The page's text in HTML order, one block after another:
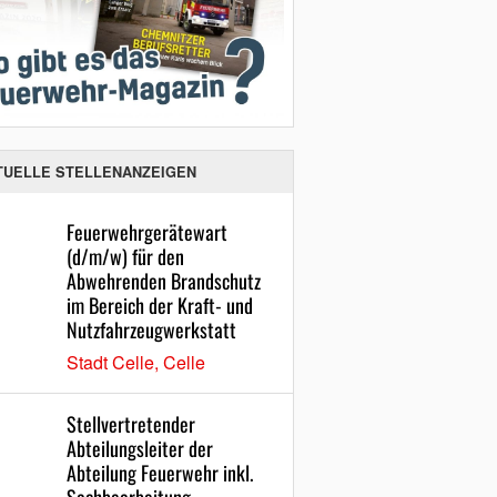
STELLENANZEIGEN
Feuerwehrgerätewart
(d/m/w) für den
Abwehrenden Brandschutz
im Bereich der Kraft- und
Nutzfahrzeugwerkstatt
Stadt Celle, Celle
Stellvertretender
Abteilungsleiter der
Abteilung Feuerwehr inkl.